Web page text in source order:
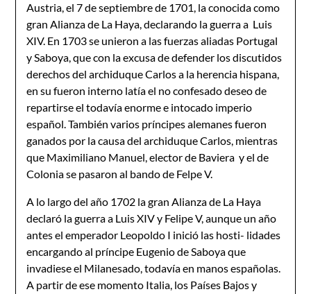
Austria, el 7 de septiembre de 1701, la conocida como
gran Alianza de La Haya, declarando la guerra a Luis
XIV. En 1703 se unieron a las fuerzas aliadas Portugal
y Saboya, que con la excusa de defender los discutidos
derechos del archiduque Carlos a la herencia hispana,
en su fueron interno latía el no confesado deseo de
repartirse el todavía enorme e intocado imperio
español. También varios príncipes alemanes fueron
ganados por la causa del archiduque Carlos, mientras
que Maximiliano Manuel, elector de Baviera y el de
Colonia se pasaron al bando de Felpe V.
A lo largo del año 1702 la gran Alianza de La Haya
declaró la guerra a Luis XIV y Felipe V, aunque un año
antes el emperador Leopoldo I inició las hosti- lidades
encargando al príncipe Eugenio de Saboya que
invadiese el Milanesado, todavía en manos españolas.
A partir de ese momento Italia, los Países Bajos y